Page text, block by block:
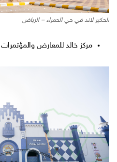
الحكير لاند في حي الحمراء – الرياض
مركز خالد للمعارض والمؤتمرات